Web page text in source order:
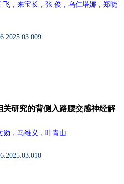
，来宝长，张 俊，乌仁塔娜，郑晓
研究的背侧入路腰交感神经解
勋，马维义，叶青山